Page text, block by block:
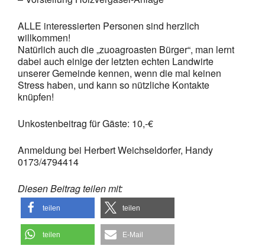
ALLE interessierten Personen sind herzlich
willkommen!
Natürlich auch die „zuoagroasten Bürger“, man lernt
dabei auch einige der letzten echten Landwirte
unserer Gemeinde kennen, wenn die mal keinen
Stress haben, und kann so nützliche Kontakte
knüpfen!
Unkostenbeitrag für Gäste: 10,-€
Anmeldung bei Herbert Weichseldorfer, Handy
0173/4794414
Diesen Beitrag teilen mit:
teilen teilen
teilen E-Mail